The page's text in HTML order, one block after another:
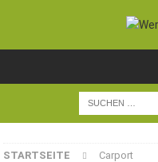
STARTSEITE Carport